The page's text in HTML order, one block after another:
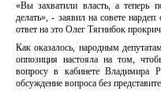
«Вы захватили власть, а теперь
делать», - заявил на совете
ответ на это Олег Тягнибок
Как оказалось, народным
оппозиция настояла на том,
вопросу в кабинете Владимира
обсуждение вопроса без